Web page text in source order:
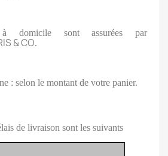
domicile sont assurées par
& CO.
: selon le montant de votre panier.
de livraison sont les suivants